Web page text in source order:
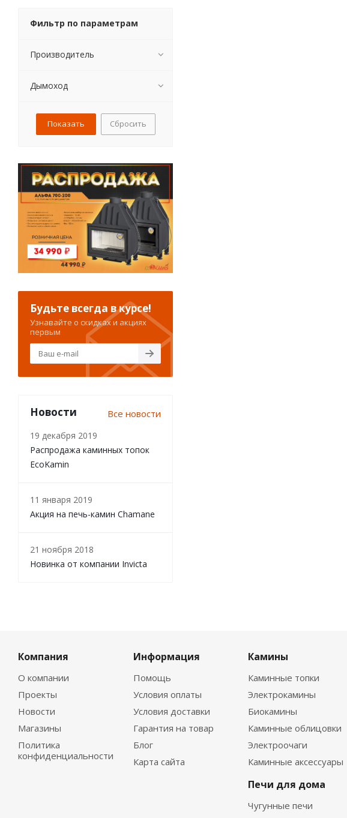
Фильтр по параметрам
Производитель
Дымоход
Сбросить
Будьте всегда в курсе!
Узнавайте о скидках и акциях
первым
Новости Все новости
19 декабря 2019
Распродажа каминных топок
EcoKamin
11 января 2019
Акция на печь-камин Chamane
21 ноября 2018
Новинка от компании Invicta
Компания
О компании
Проекты
Новости
Магазины
Политика
конфиденциальности
Информация
Помощь
Условия оплаты
Условия доставки
Гарантия на товар
Блог
Карта сайта
Камины
Каминные топки
Электрокамины
Биокамины
Каминные облицовки
Электроочаги
Каминные аксессуары
Печи для дома
Чугунные печи